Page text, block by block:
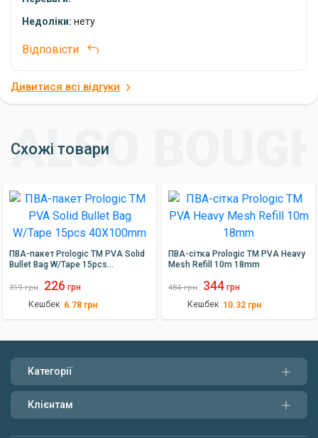
риболовлі, то PVA-пакети Lineaeffe стануть чудовим вибором.
Їхня міцність, прозорість та простота використання зроблять
вашу риболовлю більш ефективною та приємною.
Недоліки: нету
Відповісти
Дивитися всі відгуки
Схожі товари
ПВА-пакет Prologic TM PVA Solid
Bullet Bag W/Tape 15pcs
319 грн 226 грн
Кешбек 6.78 грн
ПВА-сітка Prologic TM PVA Heavy
Mesh Refill 10m 18mm
484 грн 344 грн
Кешбек 10.32 грн
Категорії
Клієнтам